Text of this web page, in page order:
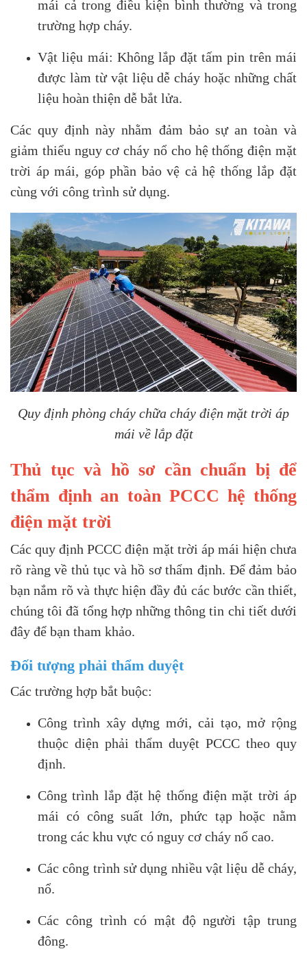
mái cả trong điều kiện bình thường và trong
trường hợp cháy.
Vật liệu mái: Không lắp đặt tấm pin trên mái
được làm từ vật liệu dễ cháy hoặc những chất
liệu hoàn thiện dễ bắt lửa.
Các quy định này nhằm đảm bảo sự an toàn và
giảm thiểu nguy cơ cháy nổ cho hệ thống điện mặt
trời áp mái, góp phần bảo vệ cả hệ thống lắp đặt
cùng với công trình sử dụng.
Quy định phòng cháy chữa cháy điện mặt trời áp
mái về lắp đặt
Thủ tục và hồ sơ cần chuẩn bị để
thẩm định an toàn PCCC hệ thống
điện mặt trời
Các quy định PCCC điện mặt trời áp mái hiện chưa
rõ ràng về thủ tục và hồ sơ thẩm định. Để đảm bảo
bạn nắm rõ và thực hiện đầy đủ các bước cần thiết,
chúng tôi đã tổng hợp những thông tin chi tiết dưới
đây để bạn tham khảo.
Đối tượng phải thẩm duyệt
Các trường hợp bắt buộc:
Công trình xây dựng mới, cải tạo, mở rộng
thuộc diện phải thẩm duyệt PCCC theo quy
định.
Công trình lắp đặt hệ thống điện mặt trời áp
mái có công suất lớn, phức tạp hoặc nằm
trong các khu vực có nguy cơ cháy nổ cao.
Các công trình sử dụng nhiều vật liệu dễ cháy,
nổ.
Các công trình có mật độ người tập trung
đông.